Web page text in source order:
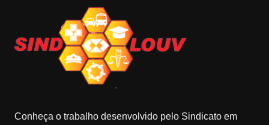
Conheça o trabalho desenvolvido pelo Sindicato em